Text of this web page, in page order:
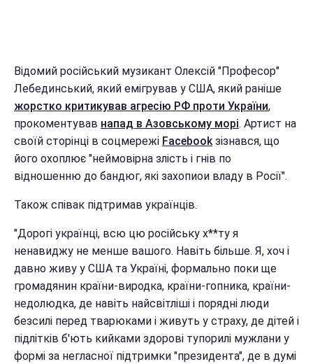
Відомий російський музикант Олексій "Професор"
Лебединський, який емігрував у США, який раніше
жорстко критикував агресію РФ проти України,
прокоментував напад в Азовському морі. Артист на
своїй сторінці в соцмережі Facebookзізнався, що
його охоплює "неймовірна злість і гнів по
відношенню до бандюг, які захопиои владу в Росії".
Також співак підтримав українців.
"Дорогі українці, всю цю російську х**ту я
ненавиджу не менше вашого. Навіть більше. Я, хоч і
давно живу у США та Україні, формально поки ще
громадянин країни-виродка, країни-гопника, країни-
недолюдка, де навіть найсвітліші і порядні люди
безсилі перед тварюками і живуть у страху, де дітей і
підлітків б'ють кийками здорові тупорилі мужлани у
формі за негласної підтримки "президента", де в думі